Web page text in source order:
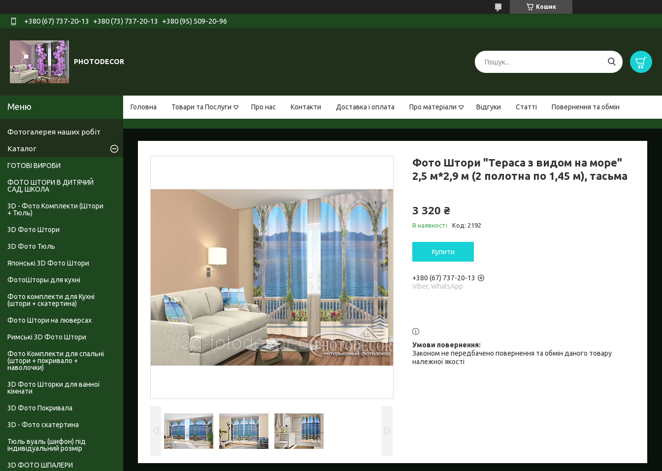
Кошик
+380 (67) 737-20-13 +380 (73) 737-20-13 +380 (95) 509-20-96
PHOTODECOR
Головна Товари та Послуги Про нас Контакти Доставка і оплата Про матеріали Відгуки Статті Повернення та обмін
Фото Штори "Тераса з видом на море"
2,5 м*2,9 м (2 полотна по 1,45 м), тасьма
3 320 ₴
В наявності Код: 2192
Купити
+380 (67) 737-20-13
Viber, WhatsApp
Законом не передбачено повернення та обмін даного товару
належної якості
Фотогалерея наших робіт
Каталог
ГОТОВІ ВИРОБИ
ФОТО ШТОРИ В ДИТЯЧИЙ
САД, ШКОЛА
3D - Фото Комплекти (Штори
+ Тюль)
3D Фото Штори
3D Фото Тюль
Японські 3D Фото Штори
ФотоШторы для кухні
Фото комплекти для Кухні
(штори + скатертина)
Фото Штори на люверсах
Римські 3D Фото Штори
Фото Комплекти для спальні
(штори + покривало +
наволочки)
3D Фото Шторки для ванної
кімнати
3D Фото Покривала
3D - Фото скатертина
Тюль вуаль (шифон) під
індивідуальний розмір
3D ФОТО ШПАЛЕРИ